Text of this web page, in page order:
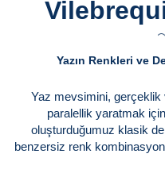
Yazın Renkleri ve
Yaz mevsimini, gerçeklik
paralellik yaratmak
oluşturduğumuz klasik
benzersiz renk